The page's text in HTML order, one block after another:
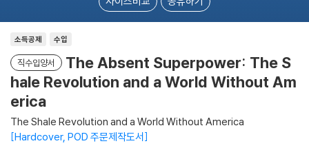
소득공제 수입
직수입양서
The Absent Superpower: The S
hale Revolution and a World Without Am
erica
The Shale Revolution and a World Without America
Hardcover, POD 주문제작도서